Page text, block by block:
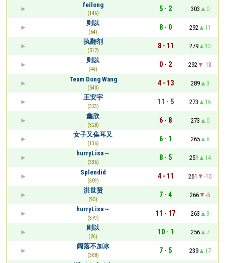
feilong
(146)
5 - 2 303
0
则以
(64)
8 - 0 292
11
执翻剂
(512)
8 - 11 279
13
则以
(46)
0 - 2 292
-13
Team Dong Wang
(540)
4 - 13 289
3
王安宇
(323)
11 - 5 273
16
鑫欣
(328)
6 - 8 273
0
女子又隹耳又
(136)
6 - 1 265
8
hurryLisa～
(336)
8 - 5 251
14
Splendid
(309)
4 - 11 261
-10
洪世贤
(95)
7 - 4 266
-5
hurryLisa～
(379)
11 - 17 263
3
则以
(26)
10 - 1 256
7
阔落不加冰
(388)
7 - 5 239
17